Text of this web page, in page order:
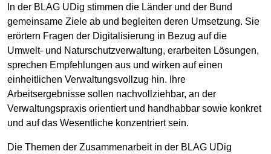
In der BLAG UDig stimmen die Länder und der Bund
gemeinsame Ziele ab und begleiten deren Umsetzung. Sie
erörtern Fragen der Digitalisierung in Bezug auf die
Umwelt- und Naturschutzverwaltung, erarbeiten Lösungen,
sprechen Empfehlungen aus und wirken auf einen
einheitlichen Verwaltungsvollzug hin. Ihre
Arbeitsergebnisse sollen nachvollziehbar, an der
Verwaltungspraxis orientiert und handhabbar sowie konkret
und auf das Wesentliche konzentriert sein.
Die Themen der Zusammenarbeit in der BLAG UDig